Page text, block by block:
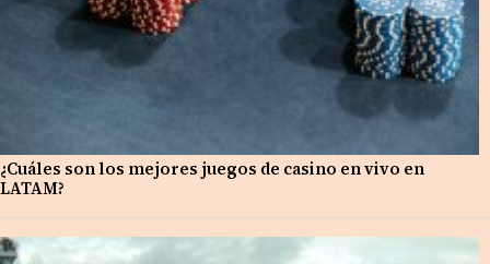
¿Cuáles son los mejores juegos de casino en vivo en
LATAM?